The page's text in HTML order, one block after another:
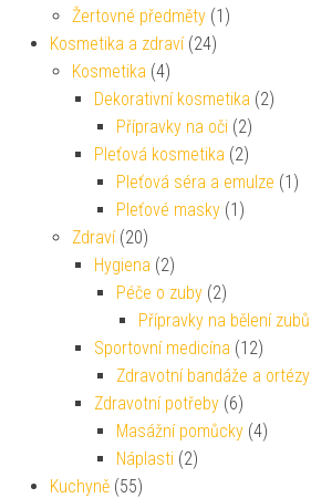
Žertovné předměty (1)
Kosmetika a zdraví (24)
Kosmetika (4)
Dekorativní kosmetika (2)
Přípravky na oči (2)
Pleťová kosmetika (2)
Pleťová séra a emulze (1)
Pleťové masky (1)
Zdraví (20)
Hygiena (2)
Péče o zuby (2)
Přípravky na bělení zubů
Sportovní medicína (12)
Zdravotní bandáže a ortézy
Zdravotní potřeby (6)
Masážní pomůcky (4)
Náplasti (2)
Kuchyně (55)